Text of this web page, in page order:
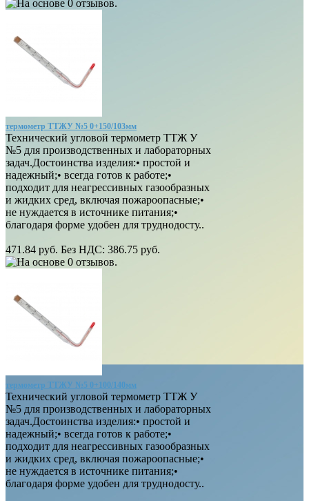
термометр ТТЖУ №5 0+150/103мм
Технический угловой термометр ТТЖ У
№5 для производственных и лабораторных
задач.Достоинства изделия:• простой и
надежный;• всегда готов к работе;•
подходит для неагрессивных газообразных
и жидких сред, включая пожароопасные;•
не нуждается в источнике питания;•
благодаря форме удобен для труднодосту..
471.84 руб. Без НДС: 386.75 руб.
термометр ТТЖУ №5 0+100/140мм
Технический угловой термометр ТТЖ У
№5 для производственных и лабораторных
задач.Достоинства изделия:• простой и
надежный;• всегда готов к работе;•
подходит для неагрессивных газообразных
и жидких сред, включая пожароопасные;•
не нуждается в источнике питания;•
благодаря форме удобен для труднодосту..